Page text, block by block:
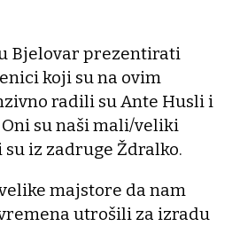
Bjelovar prezentirati
koji su na ovim
radili su Ante Husli i
su naši mali/veliki
iz zadruge Ždralko.
majstore da nam
utrošili za izradu